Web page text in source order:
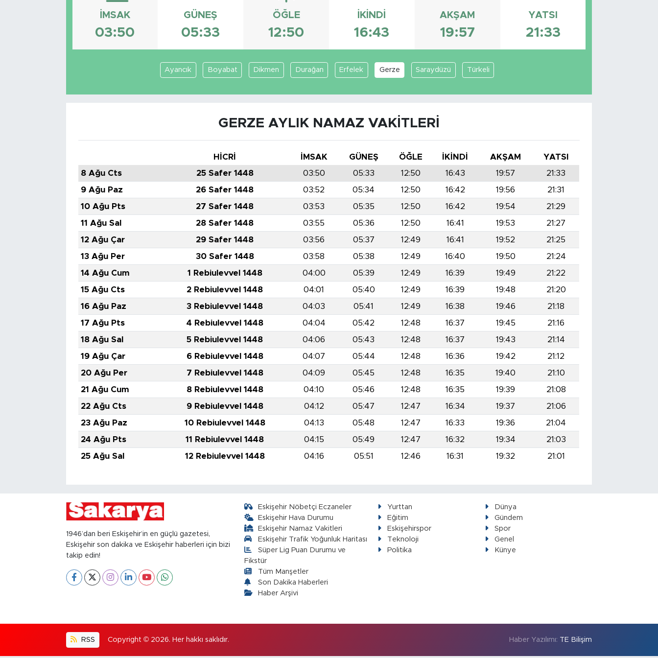
İMSAK
03:50
GÜNEŞ
05:33
ÖĞLE
12:50
İKINDI
16:43
AKŞAM
19:57
YATSI
21:33
Ayancık Boyabat Dikmen Durağan Erfelek Gerze Saraydüzü Türkeli
GERZE AYLIK NAMAZ VAKITLERI
HİCRİ İMSAK GÜNEŞ ÖĞLE İKINDI AKŞAM
YATSI
8 Ağu Cts
25 Safer 1448 03:50 05:33 12:50 16:43 19:57
21:33
9 Ağu Paz
26 Safer 1448 03:52 05:34 12:50 16:42 19:56
21:31
10 Ağu Pts
27 Safer 1448 03:53 05:35 12:50 16:42 19:54
21:29
11 Ağu Sal
28 Safer 1448 03:55 05:36 12:50 16:41 19:53
21:27
12 Ağu Çar
29 Safer 1448 03:56 05:37 12:49 16:41 19:52
21:25
13 Ağu Per
30 Safer 1448 03:58 05:38 12:49 16:40 19:50
21:24
14 Ağu Cum
1 Rebiulevvel 1448 04:00 05:39 12:49 16:39 19:49
21:22
15 Ağu Cts
2 Rebiulevvel 1448 04:01 05:40 12:49 16:39 19:48
21:20
16 Ağu Paz
3 Rebiulevvel 1448 04:03 05:41 12:49 16:38 19:46
21:18
17 Ağu Pts
4 Rebiulevvel 1448 04:04 05:42 12:48 16:37 19:45
21:16
18 Ağu Sal
5 Rebiulevvel 1448 04:06 05:43 12:48 16:37 19:43
21:14
19 Ağu Çar
6 Rebiulevvel 1448 04:07 05:44 12:48 16:36 19:42
21:12
20 Ağu Per
7 Rebiulevvel 1448 04:09 05:45 12:48 16:35 19:40
21:10
21 Ağu Cum
8 Rebiulevvel 1448 04:10 05:46 12:48 16:35 19:39
21:08
22 Ağu Cts
9 Rebiulevvel 1448 04:12 05:47 12:47 16:34 19:37
21:06
23 Ağu Paz
10 Rebiulevvel 1448 04:13 05:48 12:47 16:33 19:36
21:04
24 Ağu Pts
11 Rebiulevvel 1448 04:15 05:49 12:47 16:32 19:34
21:03
25 Ağu Sal
12 Rebiulevvel 1448 04:16 05:51 12:46 16:31 19:32 21:01
1946’dan beri Eskişehir’in en güçlü gazetesi,
Eskişehir son dakika ve Eskişehir haberleri için bizi
takip edin!
Eskişehir Nöbetçi Eczaneler
Eskişehir Hava Durumu
Eskişehir Namaz Vakitleri
Eskişehir Trafik Yoğunluk Haritası
Süper Lig Puan Durumu ve
Fikstür
Tüm Manşetler
Son Dakika Haberleri
Haber Arşivi
Yurttan
Dünya
Eğitim
Gündem
Eskişehirspor
Spor
Teknoloji
Genel
Politika
Künye
RSS Copyright © 2026. Her hakkı saklıdır. Haber Yazılımı: TE Bilişim